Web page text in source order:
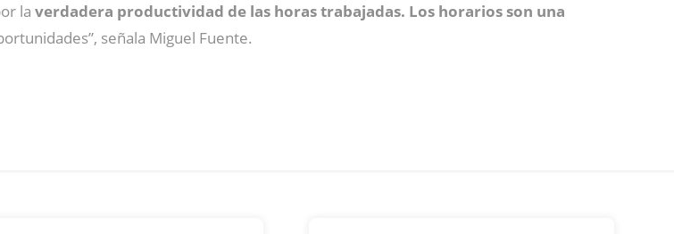
la verdadera productividad de las horas trabajadas. Los horarios son una
señala Miguel Fuente.